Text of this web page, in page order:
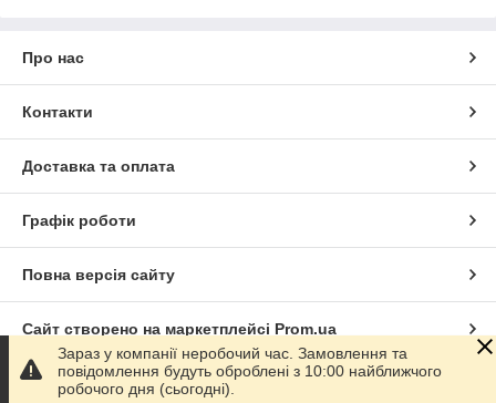
Про нас
Контакти
Доставка та оплата
Графік роботи
Повна версія сайту
Сайт створено на маркетплейсі Prom.ua
Політика конфіденційності
Зараз у компанії неробочий час. Замовлення та
повідомлення будуть оброблені з 10:00 найближчого
робочого дня (сьогодні).